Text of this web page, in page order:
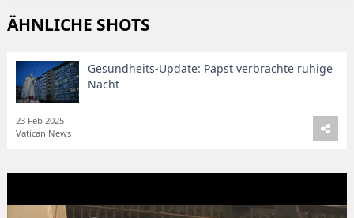
ÄHNLICHE SHOTS
Gesundheits-Update: Papst verbrachte ruhige
Nacht
23 Feb 2025
Vatican News